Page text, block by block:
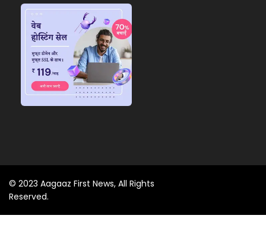
© 2023 Aagaaz First News, All Rights
Reserved.